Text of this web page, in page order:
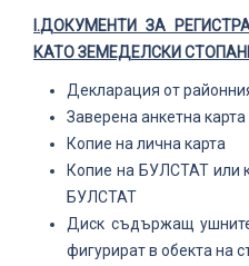
.ДОКУМЕНТИ ЗА
КАТО ЗЕМЕДЕЛСКИ
Декларация от
Заверена анкетна
Копие на лична карта
Копие на БУЛСТАТ или
БУЛСТАТ
Диск съдържащ
фигурират в обекта на